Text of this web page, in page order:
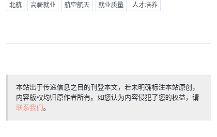
北航 高薪就业 航空航天 就业质量 人才培养
本站出于传递信息之目的刊登本文，若未明确标注本站原创，
内容版权均归原作者所有。如您认为内容侵犯了您的权益，请
联系我们。